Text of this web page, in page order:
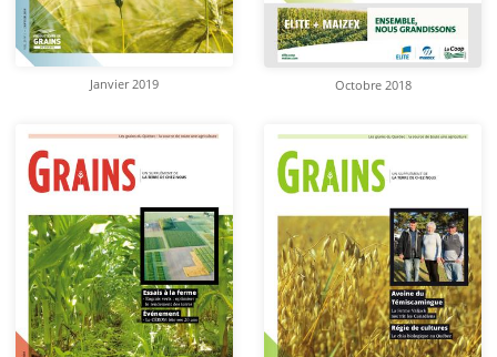
Janvier 2019 Octobre 2018